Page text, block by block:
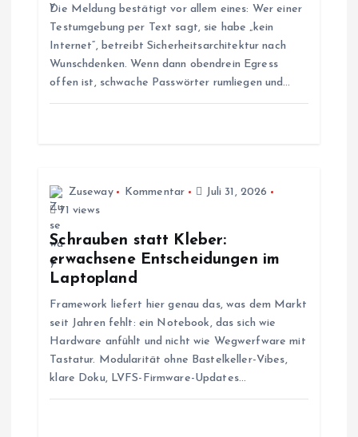
Die Meldung bestätigt vor allem eines: Wer einer
Testumgebung per Text sagt, sie habe „kein
Internet“, betreibt Sicherheitsarchitektur nach
Wunschdenken. Wenn dann obendrein Egress
offen ist, schwache Passwörter rumliegen und…
Zuseway Kommentar
Juli 31, 2026
71 views
Schrauben statt Kleber:
erwachsene Entscheidungen im
Laptopland
Framework liefert hier genau das, was dem Markt
seit Jahren fehlt: ein Notebook, das sich wie
Hardware anfühlt und nicht wie Wegwerfware mit
Tastatur. Modularität ohne Bastelkeller-Vibes,
klare Doku, LVFS-Firmware-Updates…